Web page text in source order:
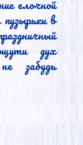
елочной
в
дух
забудь